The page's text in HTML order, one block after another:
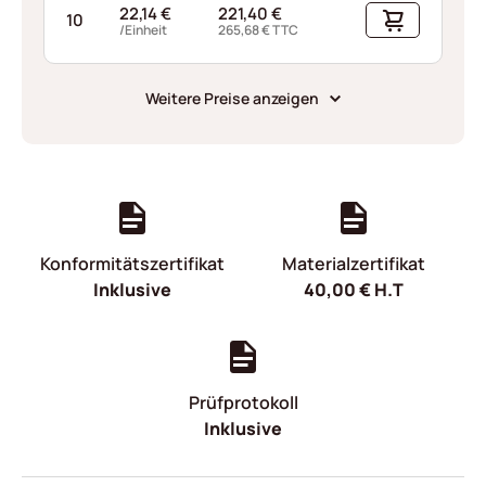
10 22,14€
/Einheit
221,40€
265,68€TTC
Weitere Preise anzeigen
Konformitätszertifikat
Inklusive
Materialzertifikat
40,00€H.T
Prüfprotokoll
Inklusive